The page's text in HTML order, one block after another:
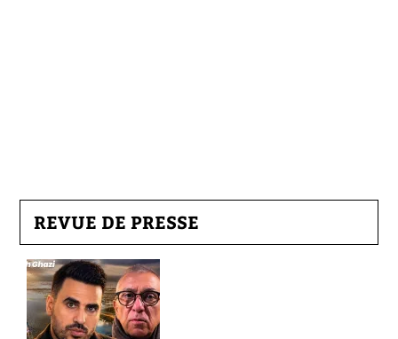
REVUE DE PRESSE